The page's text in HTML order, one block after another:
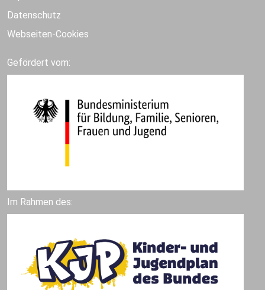
Datenschutz
Webseiten-Cookies
Gefördert vom:
Im Rahmen des: